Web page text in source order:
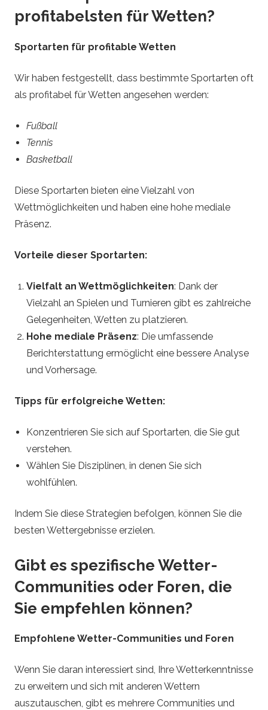
profitabelsten für Wetten?
Sportarten für profitable Wetten
Wir haben festgestellt, dass bestimmte Sportarten oft
als profitabel für Wetten angesehen werden:
Fußball
Tennis
Basketball
Diese Sportarten bieten eine Vielzahl von
Wettmöglichkeiten und haben eine hohe mediale
Präsenz.
Vorteile dieser Sportarten:
Vielfalt an Wettmöglichkeiten: Dank der
Vielzahl an Spielen und Turnieren gibt es zahlreiche
Gelegenheiten, Wetten zu platzieren.
Hohe mediale Präsenz: Die umfassende
Berichterstattung ermöglicht eine bessere Analyse
und Vorhersage.
Tipps für erfolgreiche Wetten:
Konzentrieren Sie sich auf Sportarten, die Sie gut
verstehen.
Wählen Sie Disziplinen, in denen Sie sich
wohlfühlen.
Indem Sie diese Strategien befolgen, können Sie die
besten Wettergebnisse erzielen.
Gibt es spezifische Wetter-
Communities oder Foren, die
Sie empfehlen können?
Empfohlene Wetter-Communities und Foren
Wenn Sie daran interessiert sind, Ihre Wetterkenntnisse
zu erweitern und sich mit anderen Wettern
auszutauschen, gibt es mehrere Communities und